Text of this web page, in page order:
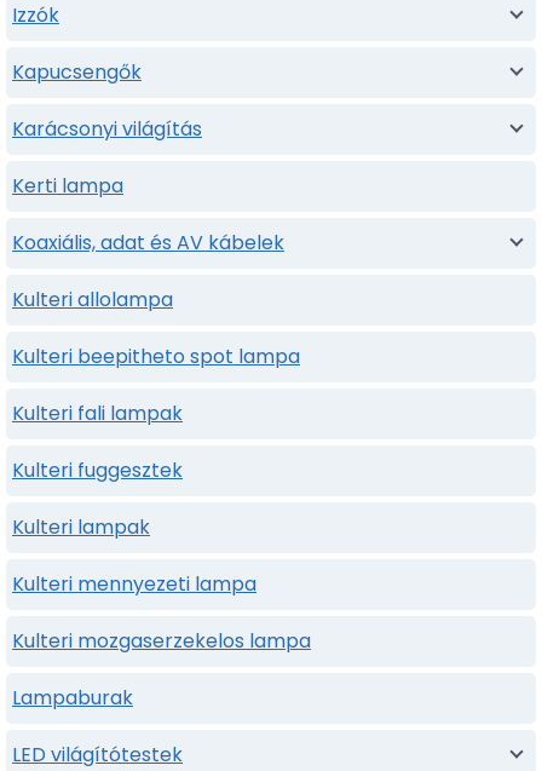
Izzók
Kapucsengők
Karácsonyi világítás
Kerti lampa
Koaxiális, adat és AV kábelek
Kulteri allolampa
Kulteri beepitheto spot lampa
Kulteri fali lampak
Kulteri fuggesztek
Kulteri lampak
Kulteri mennyezeti lampa
Kulteri mozgaserzekelos lampa
Lampaburak
LED világítótestek